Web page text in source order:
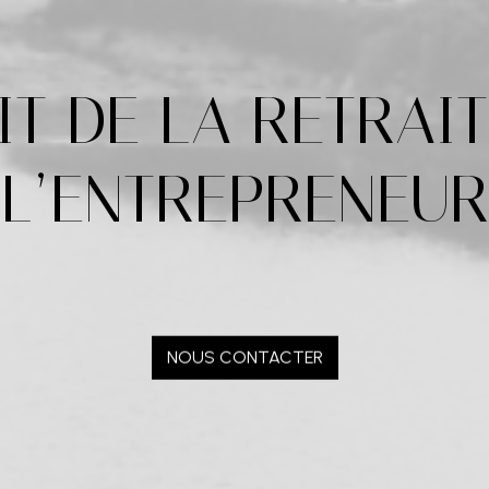
DE LA
L’ENTREPRENEUR
NOUS CONTACTER